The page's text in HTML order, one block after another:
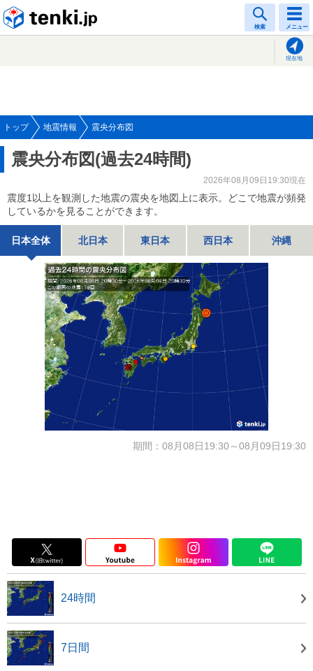
検索 メニュー
現在地
トップ 地震情報 震央分布図
震央分布図(過去24時間)
2026年08月09日19:30現在
震度1以上を観測した地震の震央を地図上に表示。どこで地震が頻発
しているかを見ることができます。
日本全体 北日本 東日本 西日本 沖縄
期間：08月08日19:30～08月09日19:30
24時間
7日間